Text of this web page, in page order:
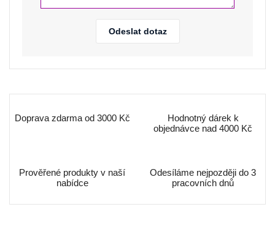
Odeslat dotaz
Doprava zdarma od 3000 Kč
Hodnotný dárek k
objednávce nad 4000 Kč
Prověřené produkty v naší
nabídce
Odesíláme nejpozději do 3
pracovních dnů